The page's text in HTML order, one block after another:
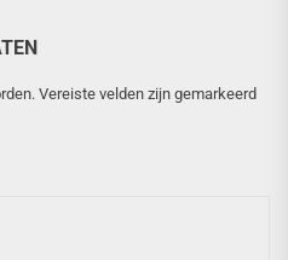
Vereiste velden zijn gemarkeerd